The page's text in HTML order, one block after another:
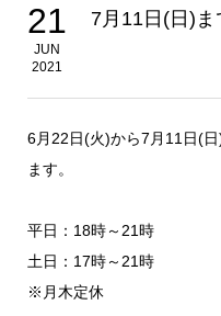
21
JUN
2021
7月11日(日)
6月22日(火)から7月11日(
ます。
平日：18時～21時
土日：17時～21時
※月木定休